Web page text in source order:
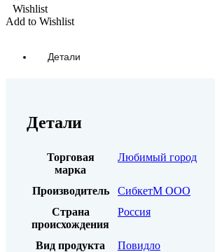
Add to Wishlist
Детали
Детали
Торговая
марка
Любимый город
Производитель
СибкетМ ООО
Страна
происхождения
Россия
Вид продукта
Повидло